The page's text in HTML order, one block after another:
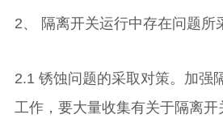
2、 隔离开关运行中存在问题所
2.1 锈蚀问题的采取对策。加强
工作，要大量收集有关于隔离